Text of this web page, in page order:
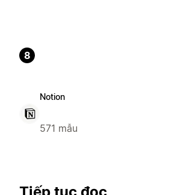
8
Notion
571 mẫu